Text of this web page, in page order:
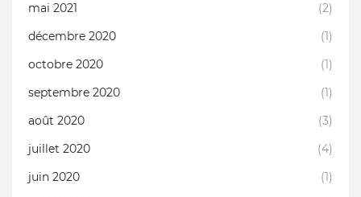
mai 2021
(2)
décembre 2020
(1)
octobre 2020
(1)
septembre 2020
(1)
août 2020
(3)
juillet 2020
(4)
juin 2020
(1)